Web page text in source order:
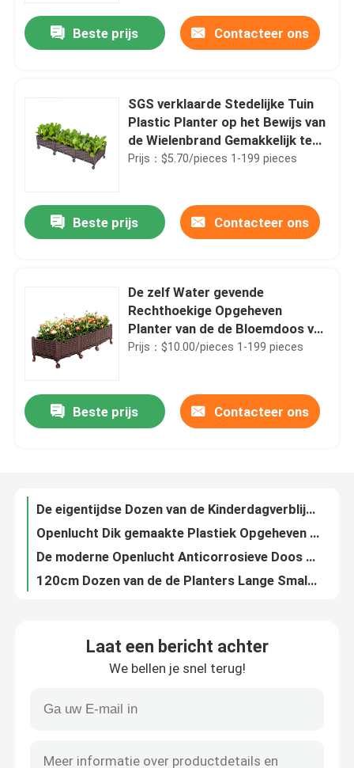
Producten
Over ons
Kwaliteitscontrole
Contacteer ons
Plastiek Opgeheven Plantersdozen
De plastic Doos van de Tuinplanter
Beste prijs Contacteer ons
SGS verklaarde Stedelijke Tuin
Plastic Planter op het Bewijs van
de Wielenbrand Gemakkelijk te
assembleren
Prijs：$5.70/pieces 1-199 pieces
Beste prijs Contacteer ons
De zelf Water gevende
Rechthoekige Opgeheven
Planter van de de Bloemdoos van
de Plantersdoos Storable
Prijs：$10.00/pieces 1-199 pieces
Beste prijs Contacteer ons ISO9001 de rechthoekige Plastic Planter van Rasied op Wielen Minimalistisch Ontwerp
120cm Dozen van de de Planters Lange Smalle Plastic Planter van de Lengte de Plastiek Opgeheven Tuin
Oem de Europese van het de Dozeninsect van de Familie Lange Plastic Bloem Planter van de het Bewijs Plastic Bak
De reeks van Beweegbare Plantaardige de Groene installatiedoos van de 2 Huistuin hief hoog het Planten van Doos op
Storable Zelf het Water geven Plastic de Troggen UV Bestand van Veg van de Plantersdoos Plastic
Laat een bericht achter
We bellen je snel terug!